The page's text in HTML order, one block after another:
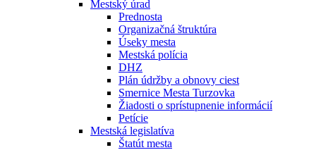
Mestský úrad
Prednosta
Organizačná štruktúra
Úseky mesta
Mestská polícia
DHZ
Plán údržby a obnovy ciest
Smernice Mesta Turzovka
Žiadosti o sprístupnenie informácií
Petície
Mestská legislatíva
Štatút mesta